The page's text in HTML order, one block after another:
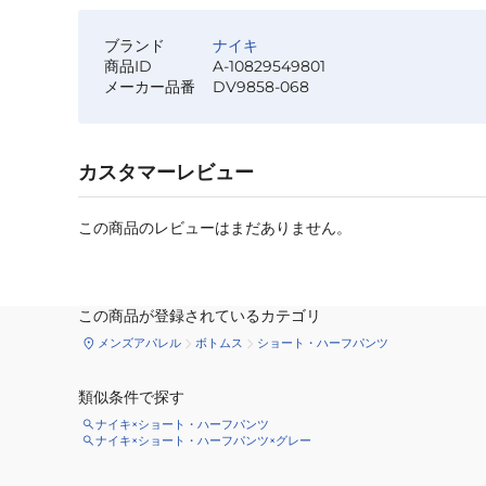
ブランド
ナイキ
商品ID
A-10829549801
メーカー品番
DV9858-068
カスタマーレビュー
この商品のレビューはまだありません。
この商品が登録されているカテゴリ
メンズアパレル ボトムス ショート・ハーフパンツ
類似条件で探す
ナイキ×ショート・ハーフパンツ
ナイキ×ショート・ハーフパンツ×グレー